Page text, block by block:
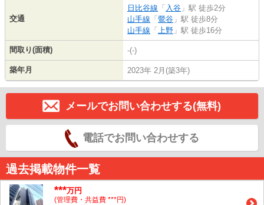
交通
日比谷線 「 入谷 」駅 徒歩2分
山手線 「 鶯谷 」駅 徒歩8分
山手線 「 上野 」駅 徒歩16分
間取り(面積) -(-)
築年月 2023年 2月(築3年)
メールでお問い合わせする(無料)
電話でお問い合わせする
過去掲載物件一覧
***万円
(管理費・共益費 ***円)